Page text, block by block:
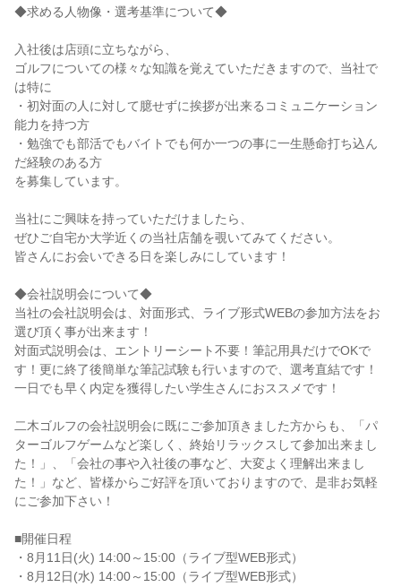
◆求める人物像・選考基準について◆
入社後は店頭に立ちながら、
ゴルフについての様々な知識を覚えていただきますので、当社で
は特に
・初対面の人に対して臆せずに挨拶が出来るコミュニケーション
能力を持つ方
・勉強でも部活でもバイトでも何か一つの事に一生懸命打ち込ん
だ経験のある方
を募集しています。
当社にご興味を持っていただけましたら、
ぜひご自宅か大学近くの当社店舗を覗いてみてください。
皆さんにお会いできる日を楽しみにしています！
◆会社説明会について◆
当社の会社説明会は、対面形式、ライブ形式WEBの参加方法をお
選び頂く事が出来ます！
対面式説明会は、エントリーシート不要！筆記用具だけでOKで
す！更に終了後簡単な筆記試験も行いますので、選考直結です！
一日でも早く内定を獲得したい学生さんにおススメです！
二木ゴルフの会社説明会に既にご参加頂きました方からも、「パ
ターゴルフゲームなど楽しく、終始リラックスして参加出来まし
た！」、「会社の事や入社後の事など、大変よく理解出来まし
た！」など、皆様からご好評を頂いておりますので、是非お気軽
にご参加下さい！
■開催日程
・8月11日(火) 14:00～15:00（ライブ型WEB形式）
・8月12日(水) 14:00～15:00（ライブ型WEB形式）